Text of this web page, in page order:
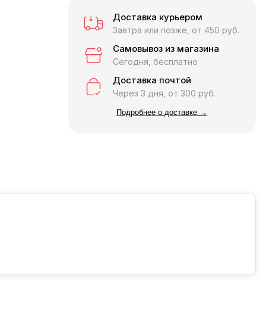
Доставка курьером
Завтра или позже, от 450 руб.
Самовывоз из магазина
Сегодня, бесплатно
Доставка почтой
Через 3 дня, от 300 руб.
Подробнее о доставке →